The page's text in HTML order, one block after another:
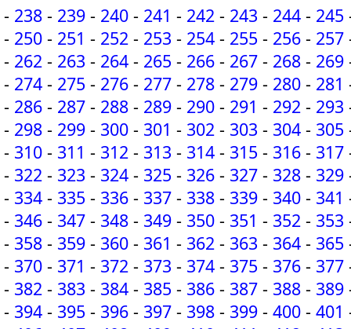
- 238 - 239 - 240 - 241 - 242 - 243 - 244 - 245
- 250 - 251 - 252 - 253 - 254 - 255 - 256 - 257
- 262 - 263 - 264 - 265 - 266 - 267 - 268 - 269
- 274 - 275 - 276 - 277 - 278 - 279 - 280 - 281
- 286 - 287 - 288 - 289 - 290 - 291 - 292 - 293
- 298 - 299 - 300 - 301 - 302 - 303 - 304 - 305
- 310 - 311 - 312 - 313 - 314 - 315 - 316 - 317
- 322 - 323 - 324 - 325 - 326 - 327 - 328 - 329
- 334 - 335 - 336 - 337 - 338 - 339 - 340 - 341
- 346 - 347 - 348 - 349 - 350 - 351 - 352 - 353
- 358 - 359 - 360 - 361 - 362 - 363 - 364 - 365
- 370 - 371 - 372 - 373 - 374 - 375 - 376 - 377
- 382 - 383 - 384 - 385 - 386 - 387 - 388 - 389
- 394 - 395 - 396 - 397 - 398 - 399 - 400 - 401